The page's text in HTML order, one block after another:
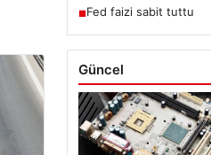
■Fed faizi sabit tuttu
Güncel